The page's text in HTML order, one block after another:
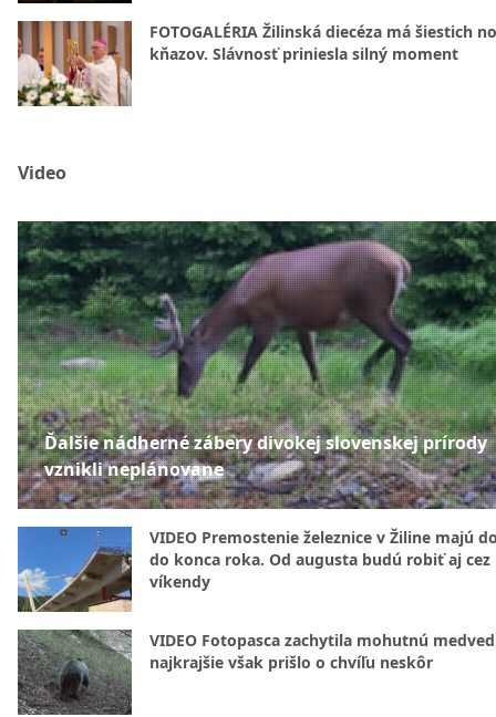
FOTOGALÉRIA Žilinská diecéza má šiestich
kňazov. Slávnosť priniesla silný moment
Video
Ďalšie nádherné zábery divokej slovenskej prírody
vznikli neplánovane
VIDEO Premostenie železnice v Žiline majú
do konca roka. Od augusta budú robiť aj cez
víkendy
VIDEO Fotopasca zachytila mohutnú
najkrajšie však prišlo o chvíľu neskôr